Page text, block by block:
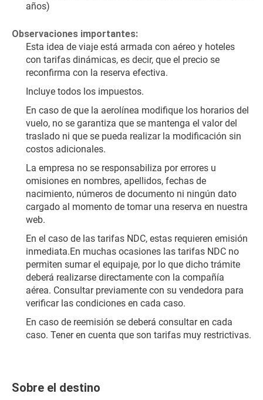
años)
Observaciones importantes:
Esta idea de viaje está armada con aéreo y hoteles
con tarifas dinámicas, es decir, que el precio se
reconfirma con la reserva efectiva.
Incluye todos los impuestos.
En caso de que la aerolínea modifique los horarios del
vuelo, no se garantiza que se mantenga el valor del
traslado ni que se pueda realizar la modificación sin
costos adicionales.
La empresa no se responsabiliza por errores u
omisiones en nombres, apellidos, fechas de
nacimiento, números de documento ni ningún dato
cargado al momento de tomar una reserva en nuestra
web.
En el caso de las tarifas NDC, estas requieren emisión
inmediata.En muchas ocasiones las tarifas NDC no
permiten sumar el equipaje, por lo que dicho trámite
deberá realizarse directamente con la compañía
aérea. Consultar previamente con su vendedora para
verificar las condiciones en cada caso.
En caso de reemisión se deberá consultar en cada
caso. Tener en cuenta que son tarifas muy restrictivas.
Sobre el destino